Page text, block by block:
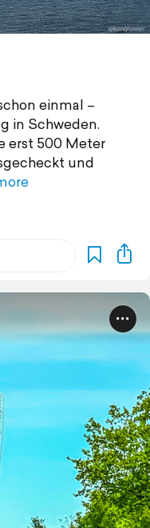
einmal –
in Schweden.
erst 500 Meter
und